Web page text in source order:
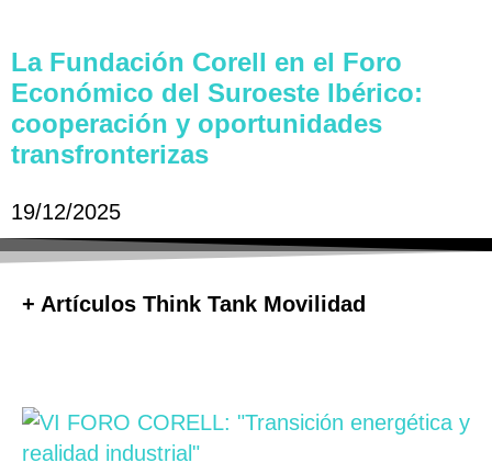
La Fundación Corell en el Foro
Económico del Suroeste Ibérico:
cooperación y oportunidades
transfronterizas
19/12/2025
+ Artículos Think Tank Movilidad